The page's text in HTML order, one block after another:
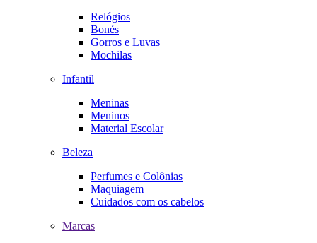
Relógios
Bonés
Gorros e Luvas
Mochilas
Infantil
Meninas
Meninos
Material Escolar
Beleza
Perfumes e Colônias
Maquiagem
Cuidados com os cabelos
Marcas